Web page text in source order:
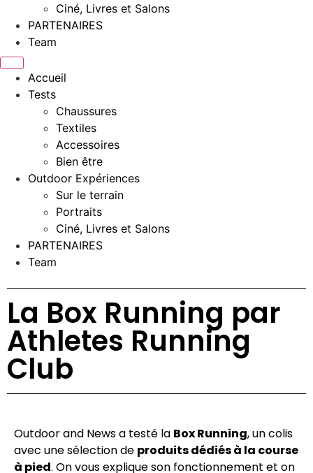
Ciné, Livres et Salons
PARTENAIRES
Team
Accueil
Tests
Chaussures
Textiles
Accessoires
Bien être
Outdoor Expériences
Sur le terrain
Portraits
Ciné, Livres et Salons
PARTENAIRES
Team
La Box Running par
Athletes Running
Club
Outdoor and News a testé la Box Running, un colis
avec une sélection de produits dédiés à la course
à pied. On vous explique son fonctionnement et on